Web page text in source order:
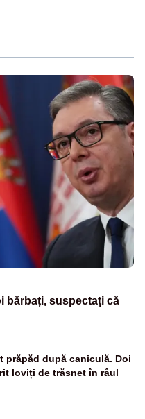
bărbați, suspectați că
prăpăd după caniculă. Doi
loviți de trăsnet în râul